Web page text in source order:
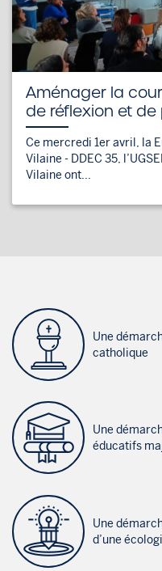
Aménager la
de réflexion et
Ce mercredi 1er avril, la
Vilaine - DDEC 35,
Vilaine ont...
Une
catholique
Une
éducatifs
Une
d’une